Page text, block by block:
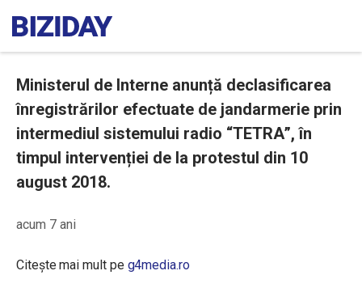
Ministerul de Interne anunță declasificarea
înregistrărilor efectuate de jandarmerie prin
intermediul sistemului radio “TETRA”, în
timpul intervenției de la protestul din 10
august 2018.
acum 7 ani
Citește mai mult pe g4media.ro